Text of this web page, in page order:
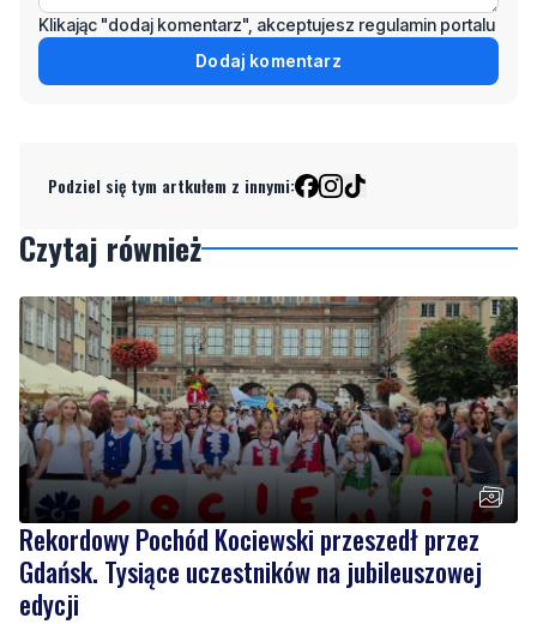
Klikając "dodaj komentarz", akceptujesz regulamin portalu
Dodaj komentarz
Podziel się tym artkułem z innymi:
Czytaj również
Rekordowy Pochód Kociewski przeszedł przez
Gdańsk. Tysiące uczestników na jubileuszowej
edycji